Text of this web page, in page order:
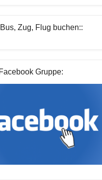
Zug, Flug buchen::
Gruppe: